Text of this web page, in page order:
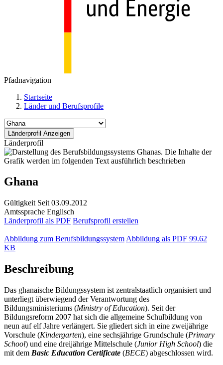
Pfadnavigation
Startseite
Länder und Berufsprofile
Länderprofil
Ghana
Gültigkeit Seit 03.09.2012
Amtssprache Englisch
Länderprofil als PDF Berufsprofil erstellen
Abbildung zum Berufsbildungssystem Abbildung als PDF 99.62
KB
Beschreibung
Das ghanaische Bildungssystem ist zentralstaatlich organisiert und
unterliegt überwiegend der Verantwortung des
Bildungsministeriums (Ministry of Education). Seit der
Bildungsreform 2007 hat sich die allgemeine Schulbildung von
neun auf elf Jahre verlängert. Sie gliedert sich in eine zweijährige
Vorschule (Kindergarten), eine sechsjährige Grundschule (Primary
School) und eine dreijährige Mittelschule (Junior High School) die
mit dem Basic Education Certificate (BECE) abgeschlossen wird.